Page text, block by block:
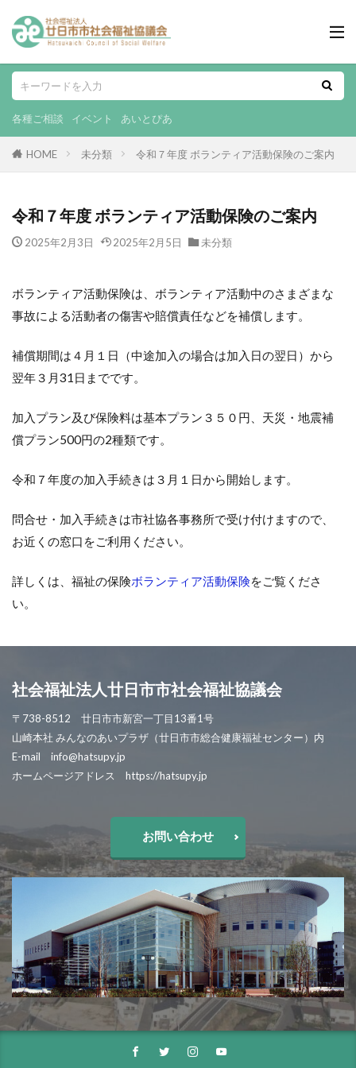
各種ご相談 イベント あいとぴあ
HOME 未分類 令和７年度 ボランティア活動保険のご案内
令和７年度 ボランティア活動保険のご案内
2025年2月3日 2025年2月5日 未分類
ボランティア活動保険は、ボランティア活動中のさまざまな
事故による活動者の傷害や賠償責任などを補償します。
補償期間は４月１日（中途加入の場合は加入日の翌日）から
翌年３月31日までです。
加入プラン及び保険料は基本プラン３５０円、天災・地震補
償プラン500円の2種類です。
令和７年度の加入手続きは３月１日から開始します。
問合せ・加入手続きは市社協各事務所で受け付けますので、
お近くの窓口をご利用ください。
詳しくは、福祉の保険ボランティア活動保険をご覧くださ
い。
社会福祉法人廿日市市社会福祉協議会
〒738-8512 廿日市市新宮一丁目13番1号
山崎本社 みんなのあいプラザ（廿日市市総合健康福祉センター）内
E-mail info@hatsupy.jp
ホームページアドレス https://hatsupy.jp
お問い合わせ